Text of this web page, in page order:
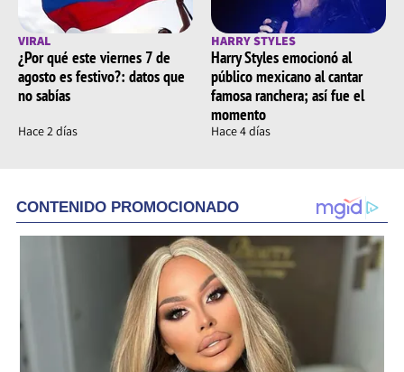
VIRAL
¿Por qué este viernes 7 de
agosto es festivo?: datos que
no sabías
Hace 2 días
HARRY STYLES
Harry Styles emocionó al
público mexicano al cantar
famosa ranchera; así fue el
momento
Hace 4 días